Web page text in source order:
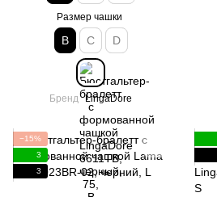
Размер чашки
B C D
Бренд LingaDore
−15%
3
3